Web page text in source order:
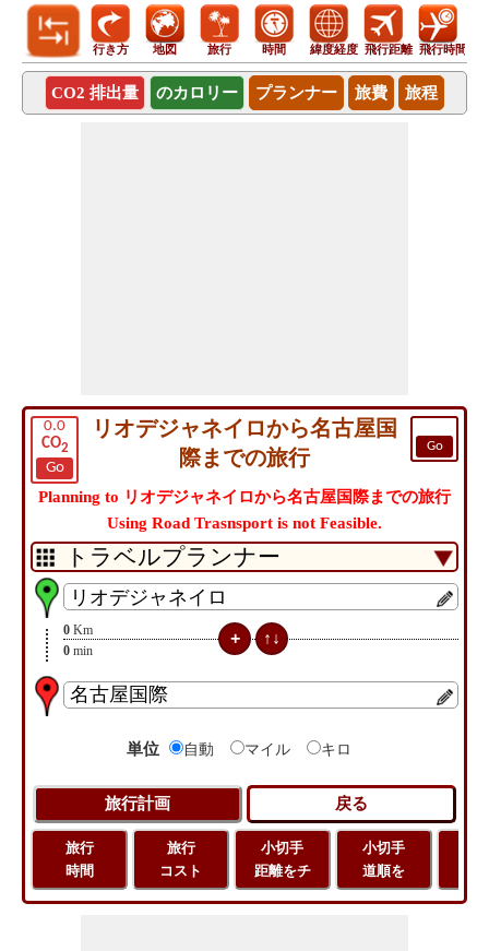
行き方 地図 旅行 時間 緯度経度 飛行距離 飛行時間
CO2 排出量 のカロリー プランナー 旅費 旅程
0.0
CO2
Go
Go
リオデジャネイロから名古屋国
際までの旅行
Planning to リオデジャネイロから名古屋国際までの旅行
Using Road Trasnsport is not Feasible.
0 Km
0 min
単位 自動 マイル キロ
旅行
時間
旅行
コスト
小切手
距離をチ
小切手
道順を